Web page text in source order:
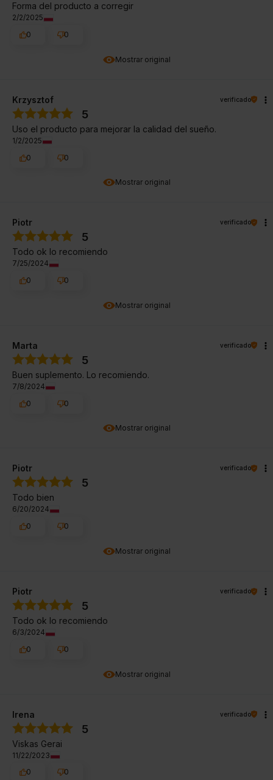
Mostrar original
Forma del producto a corregir
2/2/2025
0
0
Mostrar original
Krzysztof verificado
5
Uso el producto para mejorar la calidad del sueño.
1/2/2025
0
0
Mostrar original
Piotr verificado
5
Todo ok lo recomiendo
7/25/2024
0
0
Mostrar original
Marta verificado
5
Buen suplemento. Lo recomiendo.
7/8/2024
0
0
Mostrar original
Piotr verificado
5
Todo bien
6/20/2024
0
0
Mostrar original
Piotr verificado
5
Todo ok lo recomiendo
6/3/2024
0
0
Irena verificado
5
Viskas Gerai
11/22/2023
0
0